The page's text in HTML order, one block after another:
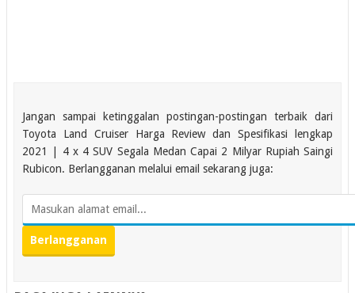
Jangan sampai ketinggalan postingan-postingan terbaik dari
Toyota Land Cruiser Harga Review dan Spesifikasi lengkap
2021 | 4 x 4 SUV Segala Medan Capai 2 Milyar Rupiah Saingi
Rubicon. Berlangganan melalui email sekarang juga: